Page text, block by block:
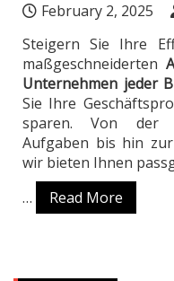
February 2, 2025
Steigern Sie Ihre
maßgeschneiderten
Unternehmen jeder
Sie Ihre
sparen. Von der
Aufgaben bis hin
wir bieten Ihnen
…
Read More